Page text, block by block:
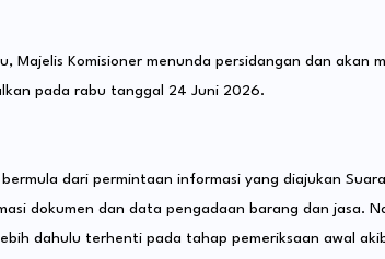
Majelis Komisioner menunda persidangan dan akan
pada rabu tanggal 24 Juni 2026.
dari permintaan informasi yang diajukan
dokumen dan data pengadaan barang dan jasa.
dahulu terhenti pada tahap pemeriksaan awal